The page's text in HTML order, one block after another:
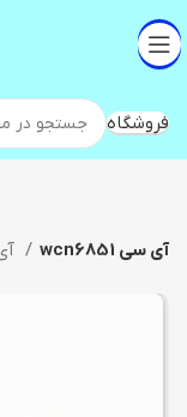
فروشگاه
wcn6851 آی سی